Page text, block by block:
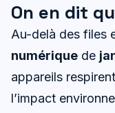
On en dit
Au-delà des files
numérique de
appareils
l’impact